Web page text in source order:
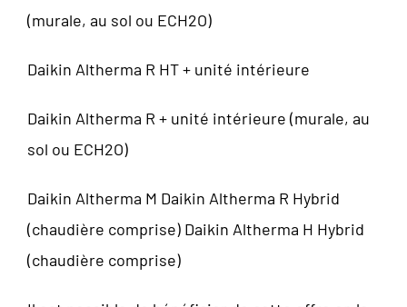
(murale, au sol ou ECH2O)
Daikin Altherma R HT + unité intérieure
Daikin Altherma R + unité intérieure (murale, au
sol ou ECH2O)
Daikin Altherma M Daikin Altherma R Hybrid
(chaudière comprise) Daikin Altherma H Hybrid
(chaudière comprise)